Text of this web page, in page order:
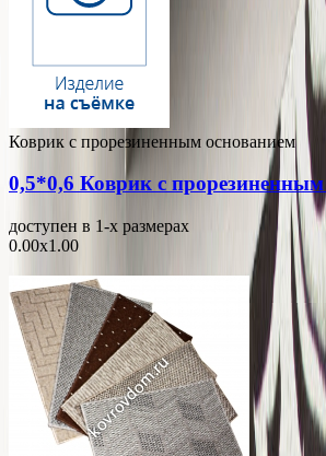
Коврик с прорезиненным основанием
0,5*0,6 Коврик с
доступен в 1-x размерах
0.00x1.00